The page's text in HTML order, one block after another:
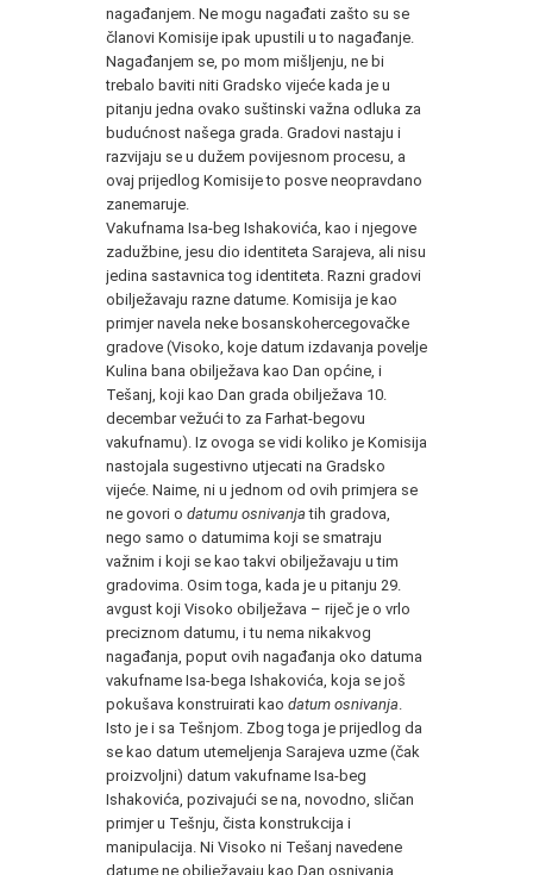
nagađanjem. Ne mogu nagađati zašto su se
članovi Komisije ipak upustili u to nagađanje.
Nagađanjem se, po mom mišljenju, ne bi
trebalo baviti niti Gradsko vijeće kada je u
pitanju jedna ovako suštinski važna odluka za
budućnost našega grada. Gradovi nastaju i
razvijaju se u dužem povijesnom procesu, a
ovaj prijedlog Komisije to posve neopravdano
zanemaruje.
Vakufnama Isa-beg Ishakovića, kao i njegove
zadužbine, jesu dio identiteta Sarajeva, ali nisu
jedina sastavnica tog identiteta. Razni gradovi
obilježavaju razne datume. Komisija je kao
primjer navela neke bosanskohercegovačke
gradove (Visoko, koje datum izdavanja povelje
Kulina bana obilježava kao Dan općine, i
Tešanj, koji kao Dan grada obilježava 10.
decembar vežući to za Farhat-begovu
vakufnamu). Iz ovoga se vidi koliko je Komisija
nastojala sugestivno utjecati na Gradsko
vijeće. Naime, ni u jednom od ovih primjera se
ne govori o datumu osnivanja tih gradova,
nego samo o datumima koji se smatraju
važnim i koji se kao takvi obilježavaju u tim
gradovima. Osim toga, kada je u pitanju 29.
avgust koji Visoko obilježava – riječ je o vrlo
preciznom datumu, i tu nema nikakvog
nagađanja, poput ovih nagađanja oko datuma
vakufname Isa-bega Ishakovića, koja se još
pokušava konstruirati kao datum osnivanja
Isto je i sa Tešnjom. Zbog toga je prijedlog da
se kao datum utemeljenja Sarajeva uzme (čak
proizvoljni) datum vakufname Isa-beg
Ishakovića, pozivajući se na, novodno, sličan
primjer u Tešnju, čista konstrukcija i
manipulacija. Ni Visoko ni Tešanj navedene
datume ne obilježavaju kao Dan osnivanja